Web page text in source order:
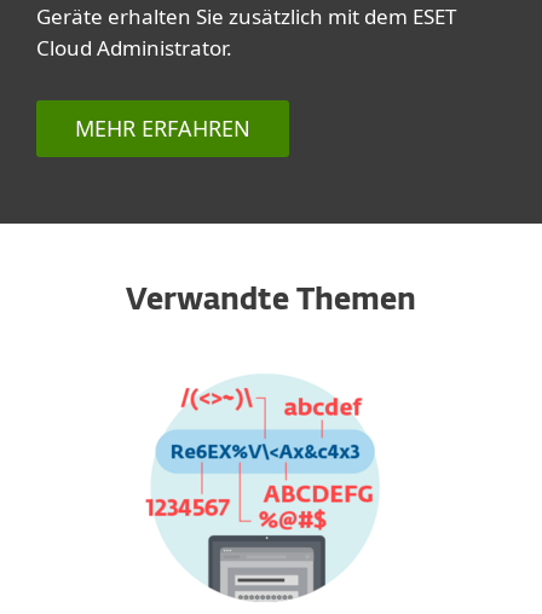
Geräte erhalten Sie zusätzlich mit dem ESET
Cloud Administrator.
MEHR ERFAHREN
Verwandte Themen